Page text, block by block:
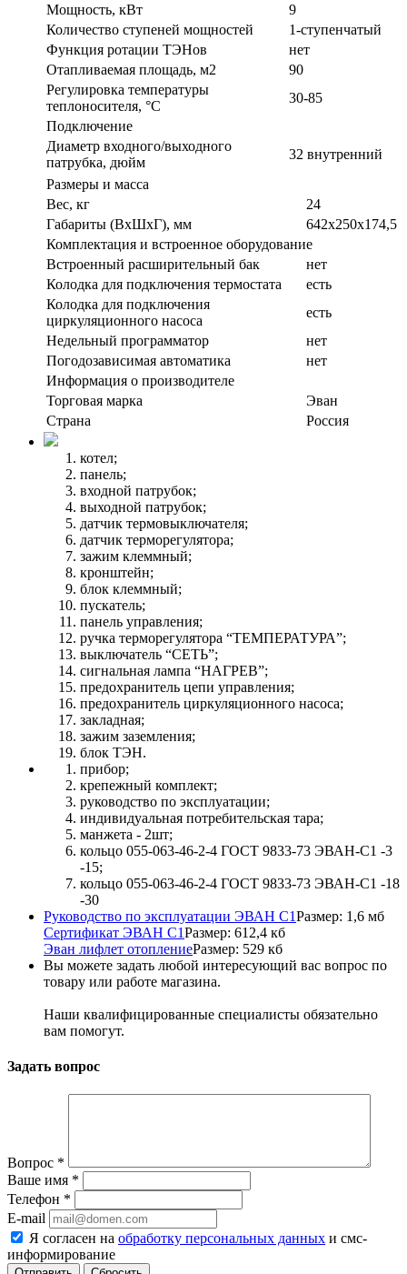
Мощность, кВт
9
Количество ступеней мощностей
1-ступенчатый
Функция ротации ТЭНов
нет
Отапливаемая площадь, м2
90
Регулировка температуры
теплоносителя, °С
30-85
Подключение
Диаметр входного/выходного
патрубка, дюйм
32 внутренний
Размеры и масса
Вес, кг
24
Габариты (ВxШxГ), мм
642х250х174,5
Комплектация и встроенное оборудование
Встроенный расширительный бак
нет
Колодка для подключения термостата
есть
Колодка для подключения
циркуляционного насоса
есть
Недельный программатор
нет
Погодозависимая автоматика
нет
Информация о производителе
Торговая марка
Эван
Страна
Россия
котел;
панель;
входной патрубок;
выходной патрубок;
датчик термовыключателя;
датчик терморегулятора;
зажим клеммный;
кронштейн;
блок клеммный;
пускатель;
панель управления;
ручка терморегулятора “ТЕМПЕРАТУРА”;
выключатель “СЕТЬ”;
сигнальная лампа “НАГРЕВ”;
предохранитель цепи управления;
предохранитель циркуляционного насоса;
закладная;
зажим заземления;
блок ТЭН.
прибор;
крепежный комплект;
руководство по эксплуатации;
индивидуальная потребительская тара;
манжета - 2шт;
кольцо 055-063-46-2-4 ГОСТ 9833-73 ЭВАН-С1 -3
-15;
кольцо 055-063-46-2-4 ГОСТ 9833-73 ЭВАН-С1 -18
-30
Руководство по эксплуатации ЭВАН С1Размер: 1,6 мб
Сертификат ЭВАН С1Размер: 612,4 кб
Эван лифлет отоплениеРазмер: 529 кб
Вы можете задать любой интересующий вас вопрос по
товару или работе магазина.
Наши квалифицированные специалисты обязательно
вам помогут.
Задать вопрос
Вопрос *
Ваше имя *
Телефон *
E-mail
Я согласен на обработку персональных данных и смс-
информирование